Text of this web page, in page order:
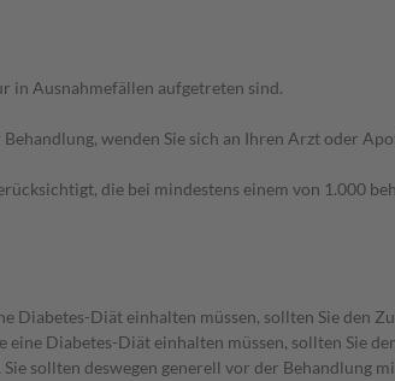
in Ausnahmefällen aufgetreten sind.
wenden Sie sich an Ihren Arzt oder
die bei mindestens einem von 1.000
Diabetes-Diät einhalten müssen, sollten Sie den
Diabetes-Diät einhalten müssen, sollten Sie
sollten deswegen generell vor der Behandlung